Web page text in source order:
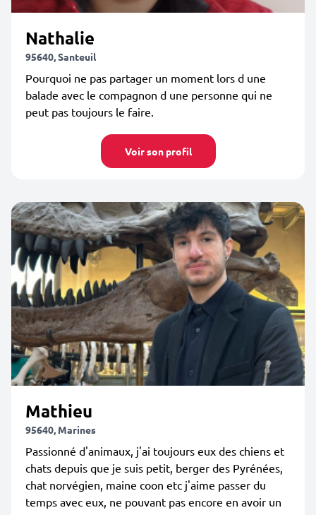
Nathalie
95640, Santeuil
Pourquoi ne pas partager un moment lors d une
balade avec le compagnon d une personne qui ne
peut pas toujours le faire.
Voir son profil
Mathieu
95640, Marines
Passionné d'animaux, j'ai toujours eux des chiens et
chats depuis que je suis petit, berger des Pyrénées,
chat norvégien, maine coon etc j'aime passer du
temps avec eux, ne pouvant pas encore en avoir un